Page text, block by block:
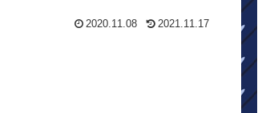
2020.11.08 2021.11.17